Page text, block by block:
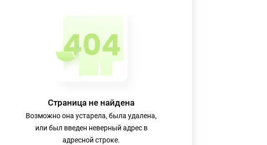
Страница не найдена
Возможно она устарела, была удалена,
или был введен неверный адрес в
адресной строке.